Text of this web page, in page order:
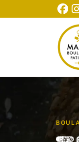
TESTEZ NOTRE